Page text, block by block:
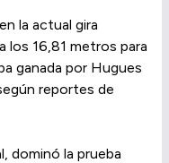
la actual gira
los 16,81 metros para
ganada por Hugues
reportes de
dominó la prueba